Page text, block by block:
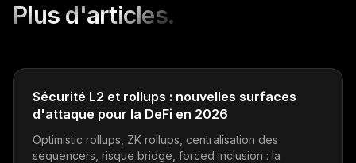
Plus d'articles.
Sécurité L2 et rollups : nouvelles surfaces
d'attaque pour la DeFi en 2026
Optimistic rollups, ZK rollups, centralisation des
sequencers, risque bridge, forced inclusion : la